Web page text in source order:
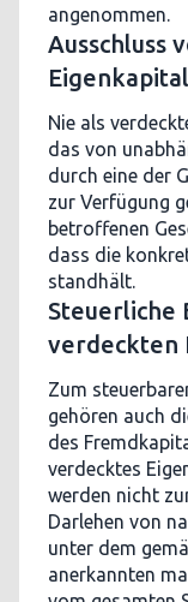
angenommen.
Ausschluss
Eigenkapital
Nie als
das von
durch eine der
zur Verfügung
betroffenen
dass die
standhält.
Steuerliche
verdeckten
Zum
gehören auch
des
verdecktes
werden nicht
Darlehen von
unter dem
anerkannten